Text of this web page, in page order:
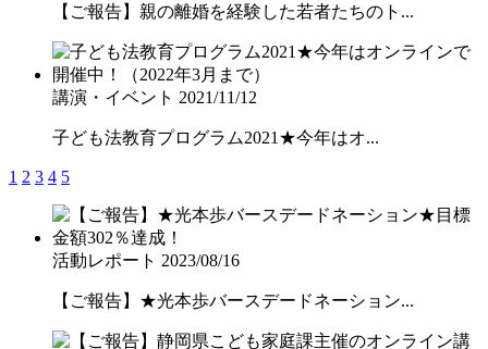
【ご報告】親の離婚を経験した若者たちのト...
講演・イベント 2021/11/12
子ども法教育プログラム2021★今年はオ...
1 2 3 4 5
活動レポート 2023/08/16
【ご報告】★光本歩バースデードネーション...